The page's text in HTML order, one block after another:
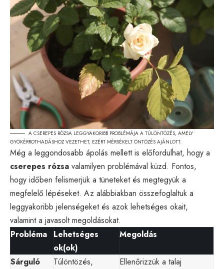
A CSEREPES RÓZSA LEGGYAKORIBB PROBLÉMÁJA A TÚLÖNTÖZÉS, AMELY
GYÖKÉRROTHADÁSHOZ VEZETHET, EZÉRT MÉRSÉKELT ÖNTÖZÉS AJÁNLOTT.
Még a leggondosabb ápolás mellett is előfordulhat, hogy a
cserepes rózsa valamilyen problémával küzd. Fontos,
hogy időben felismerjük a tüneteket és megtegyük a
megfelelő lépéseket. Az alábbiakban összefoglaltuk a
leggyakoribb jelenségeket és azok lehetséges okait,
valamint a javasolt megoldásokat.
Probléma
Lehetséges
ok(ok)
Megoldás
Sárguló Túlöntözés, Ellenőrizzük a talaj